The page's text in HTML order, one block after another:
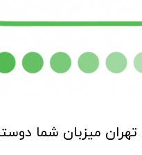
میزبان شما